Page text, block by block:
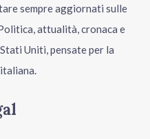
sempre aggiornati sulle
attualità, cronaca e
Uniti, pensate per la